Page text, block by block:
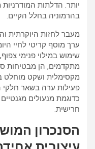
יותר. הדלתות
בהרמוניה בחלל הקיים.
מעבר לחזות היוקרתית
ערך מוסף קריטי לחיי
שימוש במילוי פנימי
מתקדמים, הן מבטיחות
מקסימלית ושקט מוחלט
פעילות ערה בשאר חלקי
כדוגמת מנעולים
חרישית.
הסנכרון